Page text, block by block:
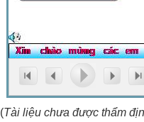
(Tài liệu chưa được thẩm